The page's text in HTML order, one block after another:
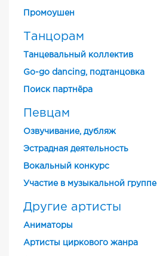
Промоушен
Танцорам
Танцевальный коллектив
Go-go dancing, подтанцовка
Поиск партнёра
Певцам
Озвучивание, дубляж
Эстрадная деятельность
Вокальный конкурс
Участие в музыкальной группе
Другие артисты
Аниматоры
Артисты циркового жанра